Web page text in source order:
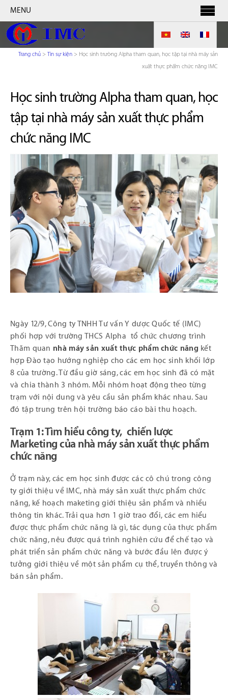
MENU
Trang chủ > Tin sự kiện > Học sinh trường Alpha tham quan, học tập tại nhà máy sản
xuất thực phẩm chức năng IMC
Học sinh trường Alpha tham quan, học
tập tại nhà máy sản xuất thực phẩm
chức năng IMC
Ngày 12/9, Công ty TNHH Tư vấn Y dược Quốc tế (IMC)
phối hợp với trường THCS Alpha tổ chức chương trình
Thăm quan nhà máy sản xuất thực phẩm chức năng kết
hợp Đào tạo hướng nghiệp cho các em học sinh khối lớp
8 của trường. Từ đầu giờ sáng, các em học sinh đã có mặt
và chia thành 3 nhóm. Mỗi nhóm hoạt động theo từng
trạm với nội dung và yêu cầu sản phẩm khác nhau. Sau
đó tập trung trên hội trường báo cáo bài thu hoạch.
Trạm 1: Tìm hiểu công ty, chiến lược
Marketing của nhà máy sản xuất thực phẩm
chức năng
Ở trạm này, các em học sinh được các cô chú trong công
ty giới thiệu về IMC, nhà máy sản xuất thực phẩm chức
năng, kế hoạch maketing giới thiệu sản phẩm và nhiều
thông tin khác. Trải qua hơn 1 giờ trao đổi, các em hiểu
được thực phẩm chức năng là gì, tác dụng của thực phẩm
chức năng, nêu được quá trình nghiên cứu để chế tạo và
phát triển sản phẩm chức năng và bước đầu lên được ý
tưởng giới thiệu về một sản phẩm cụ thể, truyền thông và
bán sản phẩm.